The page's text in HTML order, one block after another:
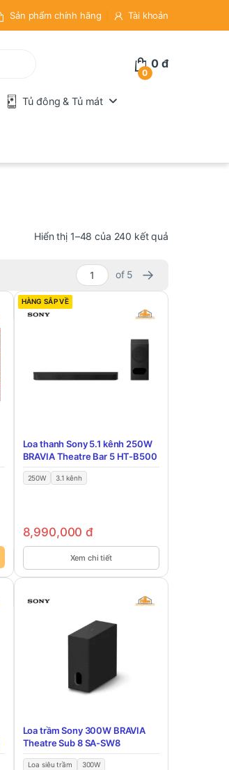
Sản phẩm chính hãng Tài khoản
0
0đ
Tủ đông & Tủ mát
Hiển thị 1–48 của 240 kết quả
of 5 →
HÀNG SẮP VỀ
Loa thanh Sony 5.1 kênh 250W
BRAVIA Theatre Bar 5 HT-B500
250W 3.1 kênh
8,990,000đ
Xem chi tiết
Loa trầm Sony 300W BRAVIA
Theatre Sub 8 SA-SW8
Loa siêu trầm
300W